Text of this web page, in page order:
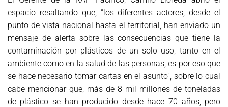
espacio resaltando que, “los diferentes actores, desde el
punto de vista nacional hasta el territorial, han enviado un
mensaje de alerta sobre las consecuencias que tiene la
contaminación por plásticos de un solo uso, tanto en el
ambiente como en la salud de las personas, es por eso que
se hace necesario tomar cartas en el asunto”, sobre lo cual
cabe mencionar que, más de 8 mil millones de toneladas
de plástico se han producido desde hace 70 años, pero